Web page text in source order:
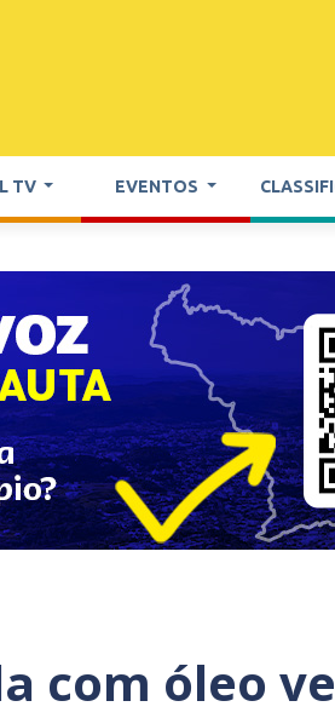
TV EVENTOS
com óleo